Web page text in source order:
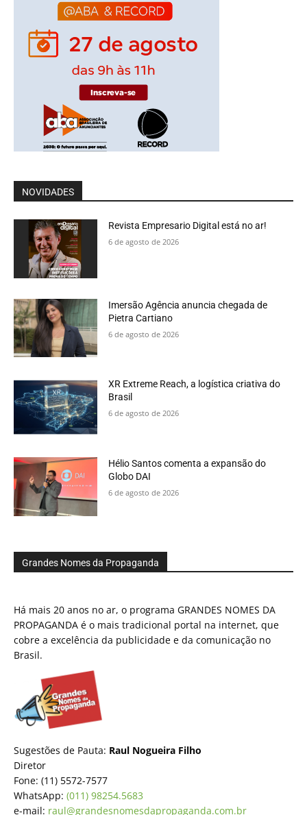
NOVIDADES
Revista Empresario Digital está no ar!
6 de agosto de 2026
Imersão Agência anuncia chegada de
Pietra Cartiano
6 de agosto de 2026
XR Extreme Reach, a logística criativa do
Brasil
6 de agosto de 2026
Hélio Santos comenta a expansão do
Globo DAI
6 de agosto de 2026
Grandes Nomes da Propaganda
Há mais 20 anos no ar, o programa GRANDES NOMES DA
PROPAGANDA é o mais tradicional portal na internet, que
cobre a excelência da publicidade e da comunicação no
Brasil.
Sugestões de Pauta: Raul Nogueira Filho
Diretor
Fone: (11) 5572-7577
WhatsApp: (011) 98254.5683
e-mail: raul@grandesnomesdapropaganda.com.br